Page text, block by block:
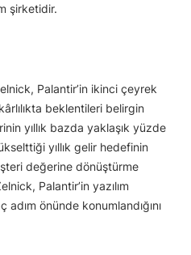
şirketidir.
Palantir’in ikinci çeyrek
beklentileri belirgin
yıllık bazda yaklaşık yüzde
yıllık gelir hedefinin
değerine dönüştürme
Palantir’in yazılım
önünde konumlandığını